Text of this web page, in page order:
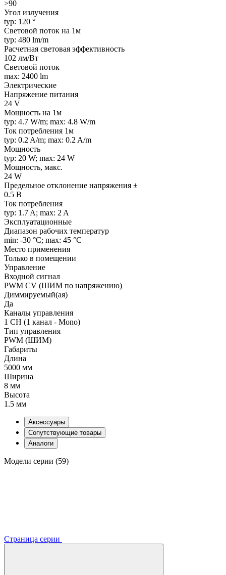
>90
Угол излучения
typ: 120 °
Световой поток на 1м
typ: 480 lm/m
Расчетная световая эффективность
102 лм/Вт
Световой поток
max: 2400 lm
Электрические
Напряжение питания
24 V
Мощность на 1м
typ: 4.7 W/m; max: 4.8 W/m
Ток потребления 1м
typ: 0.2 A/m; max: 0.2 A/m
Мощность
typ: 20 W; max: 24 W
Мощность, макс.
24 W
Предельное отклонение напряжения ±
0.5 В
Ток потребления
typ: 1.7 A; max: 2 A
Эксплуатационные
Диапазон рабочих температур
min: -30 °C; max: 45 °C
Место применения
Только в помещении
Управление
Входной сигнал
PWM СV (ШИМ по напряжению)
Диммируемый(ая)
Да
Каналы управления
1 CH (1 канал - Mono)
Тип управления
PWM (ШИМ)
Габариты
Длина
5000 мм
Ширина
8 мм
Высота
1.5 мм
Аксессуары
Сопутствующие товары
Аналоги
Модели серии (59)
Страница серии